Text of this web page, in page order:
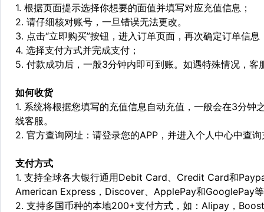
1. 根据页面提示选择你想要的面值并填写对应充值信息；
2. 请仔细核对账号，一旦错误无法更改。
3. 点击“立即购买”按钮，进入订单页面，再次确定订单信息
4. 选择支付方式并完成支付；
5. 付款成功后，一般3分钟内即可到账。如遇特殊情况，
如何收货
1. 系统将根据您填写的充值信息自动充值，一般会在3分
线客服。
2. 官方查询网址：请登录您的APP，并进入个人中心中查
支付方式
1. 支持全球各大银行通用Debit Card、Credit Card和
American Express，Discover、ApplePay和GooglePay
2. 支持多国币种的本地200+支付方式，如：Alipay，